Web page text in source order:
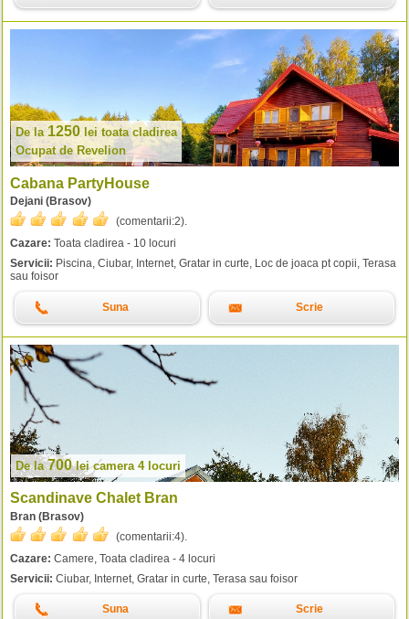
De la 1250 lei toata cladirea
Ocupat de Revelion
Cabana PartyHouse
Dejani (Brasov)
(comentarii:2).
Cazare: Toata cladirea - 10 locuri
Servicii: Piscina, Ciubar, Internet, Gratar in curte, Loc de joaca pt copii, Terasa
sau foisor
Suna Scrie
De la700leicamera 4 locuri
Scandinave Chalet Bran
Bran (Brasov)
(comentarii:4).
Cazare: Camere, Toata cladirea - 4 locuri
Servicii: Ciubar, Internet, Gratar in curte, Terasa sau foisor
Suna Scrie